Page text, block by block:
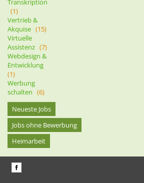
Transkription
(1)
Vertrieb &
Akquise (15)
Virtuelle
Assistenz (7)
Webdesign &
Entwicklung
(1)
Werbung
schalten (6)
Neueste Jobs
Jobs ohne Bewerbung
Heimarbeit